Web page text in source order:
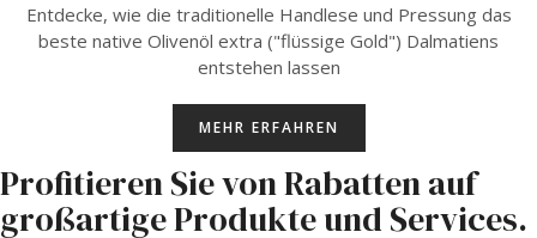
Entdecke, wie die traditionelle Handlese und Pressung das
beste native Olivenöl extra ("flüssige Gold") Dalmatiens
entstehen lassen
MEHR ERFAHREN
Profitieren Sie von Rabatten auf
großartige Produkte und Services.